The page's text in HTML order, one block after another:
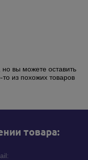
но вы можете оставить
то из похожих товаров
товара: